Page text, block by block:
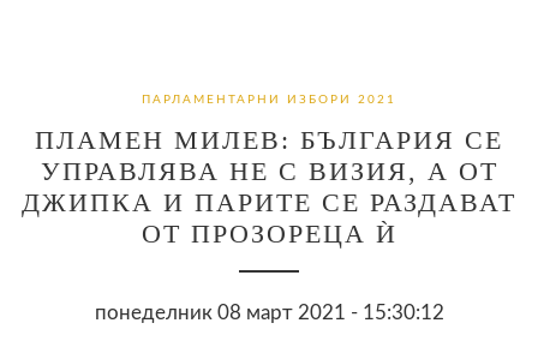
ПАРЛАМЕНТАРНИ ИЗБОРИ 2021
ПЛАМЕН МИЛЕВ: БЪЛГАРИЯ СЕ
УПРАВЛЯВА НЕ С ВИЗИЯ, А ОТ
ДЖИПКА И ПАРИТЕ СЕ РАЗДАВАТ
ОТ ПРОЗОРЕЦА Ѝ
понеделник 08 март 2021 - 15:30:12